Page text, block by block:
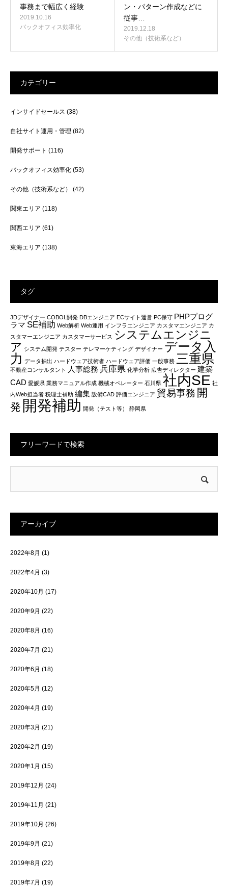
事務まで幅広く経験
2019.10.16
バックオフィス効率化
ン・パターン作成などに
従事…
2019.12.18
その他（技術系など）
カテゴリー
インサイドセールス (38)
自社サイト運用・管理 (82)
開発サポート (116)
バックオフィス効率化 (53)
その他（技術系など） (42)
関東エリア (118)
関西エリア (61)
東海エリア (138)
タグ
3Dデザイナー COBOL開発 DBエンジニア ECサイト運営 PC保守 PHPプログ
ラマ SE補助 Web解析 Web運用 インフラエンジニア カスタマエンジニア カ
スタマーエンジニア カスタマーサービス システムエンジニ
ア システム開発 テスター テレマーケティング デザイナー データ入
力 データ抽出 ハードウェア技術者 ハードウェア評価 一般事務 三重県
不動産コンサルタント 人事総務 兵庫県 化学分析 広告ディレクター 建築
CAD 愛媛県 業務マニュアル作成 機械オペレーター 石川県 社内SE 社
内Web担当者 税理士補助 編集 設備CAD 評価エンジニア 貿易事務 開
発 開発補助 開発（テスト等） 静岡県
フリーワードで検索
アーカイブ
2022年8月 (1)
2022年4月 (3)
2020年10月 (17)
2020年9月 (22)
2020年8月 (16)
2020年7月 (21)
2020年6月 (18)
2020年5月 (12)
2020年4月 (19)
2020年3月 (21)
2020年2月 (19)
2020年1月 (15)
2019年12月 (24)
2019年11月 (21)
2019年10月 (26)
2019年9月 (21)
2019年8月 (22)
2019年7月 (19)